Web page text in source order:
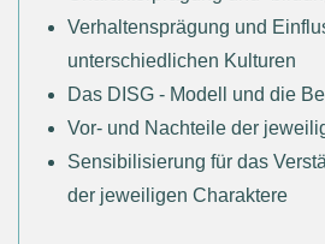
Verhaltensprägung und
unterschiedlichen Kulturen
Das DISG - Modell und die
Vor- und Nachteile der
Sensibilisierung für das
der jeweiligen Charaktere